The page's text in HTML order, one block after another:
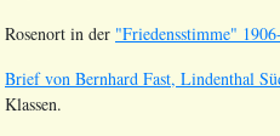
Rosenort in der "Friedensstimme"
Brief von Bernhard Fast, Lindenthal
Klassen.